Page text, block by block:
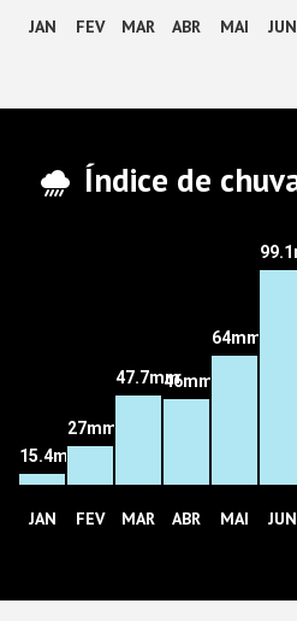
JAN FEV MAR ABR MAI JUN
Índice de
15.4mm
JAN
27mm
FEV
47.7mm
MAR
46mm
ABR
64mm
MAI JUN